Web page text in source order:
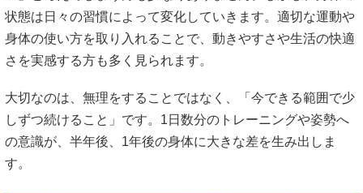
状態は日々の習慣によって変化していきます。適切な運動や
身体の使い方を取り入れることで、動きやすさや生活の快適
さを実感する方も多く見られます。
大切なのは、無理をすることではなく、「今できる範囲で少
しずつ続けること」です。1日数分のトレーニングや姿勢へ
の意識が、半年後、1年後の身体に大きな差を生み出しま
す。